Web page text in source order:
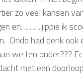
zo veel kansen
en……….jippie ik
Ondo had denk ook
we ten onder???
met een